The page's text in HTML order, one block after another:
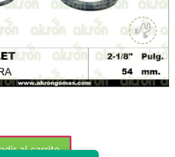
al carrito